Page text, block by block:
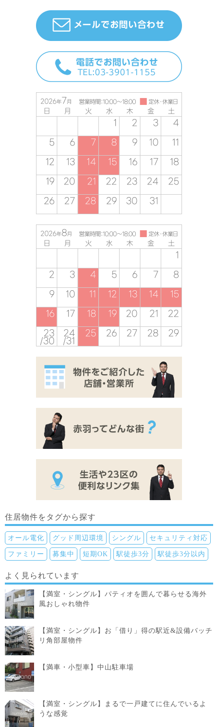
住居物件をタグから探す
オール電化 グッド周辺環境 シングル セキュリティ対応
ファミリー 募集中 短期OK 駅徒歩3分 駅徒歩3分以内
よく見られています
【満室・シングル】パティオを囲んで暮らせる海外
風おしゃれ物件
【満室・シングル】お「借り」得の駅近&設備バッチ
リ角部屋物件
【満車・小型車】中山駐車場
【満室・シングル】まるで一戸建てに住んでいるよ
うな感覚